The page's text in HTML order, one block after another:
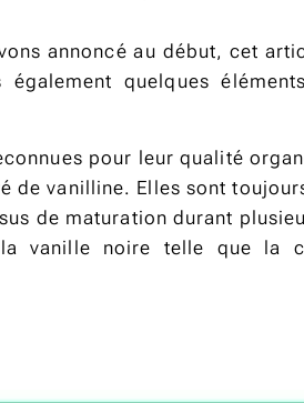
annoncé au début, cet
quelques
pour leur qualité
de vanilline. Elles sont
de maturation durant
vanille noire telle que la